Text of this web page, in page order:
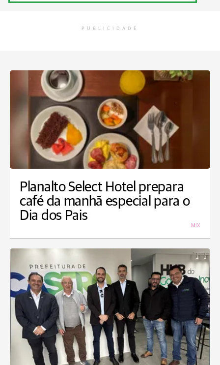
PUBLICIDADE
Planalto Select Hotel prepara
café da manhã especial para o
Dia dos Pais
MIX